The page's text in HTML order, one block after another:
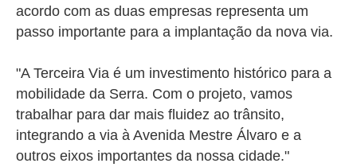
acordo com as duas empresas representa um
passo importante para a implantação da nova via.
"A Terceira Via é um investimento histórico para a
mobilidade da Serra. Com o projeto, vamos
trabalhar para dar mais fluidez ao trânsito,
integrando a via à Avenida Mestre Álvaro e a
outros eixos importantes da nossa cidade."